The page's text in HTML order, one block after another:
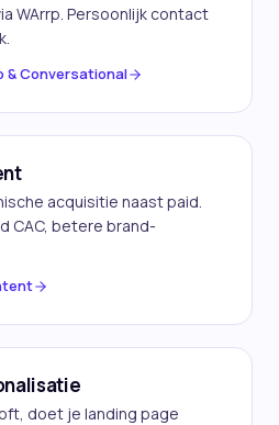
WArrp. Persoonlijk contact
& Conversational
acquisitie naast paid.
CAC, betere brand-
doet je landing page